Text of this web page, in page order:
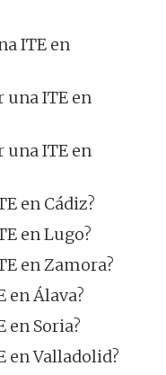
ITE en
una ITE en
una ITE en
en Cádiz?
en Lugo?
en Zamora?
en Álava?
en Soria?
en Valladolid?